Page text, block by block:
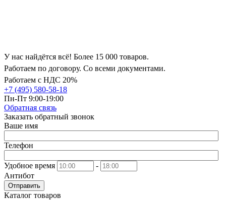
У нас найдётся всё! Более 15 000 товаров.
Работаем по договору. Со всеми документами.
Работаем с НДС 20%
+7 (495) 580-58-18
Пн-Пт 9:00-19:00
Обратная связь
Заказать обратный звонок
Ваше имя
Телефон
Удобное время
-
Антибот
Отправить
Каталог товаров